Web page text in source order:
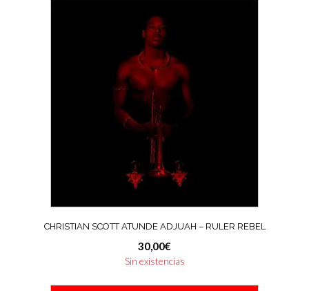
CHRISTIAN SCOTT ATUNDE ADJUAH – RULER REBEL
30,00€
Sin existencias